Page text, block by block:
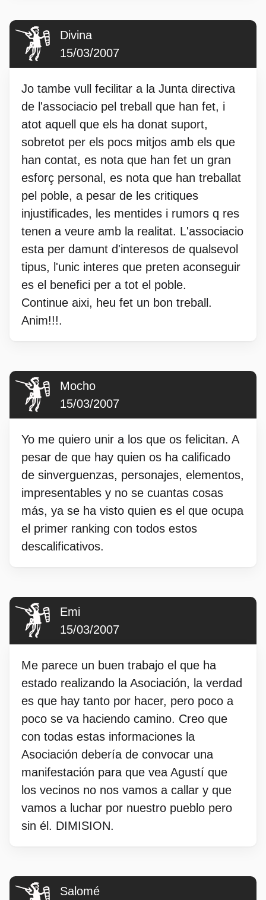
Divina
15/03/2007
Jo tambe vull fecilitar a la Junta directiva
de l'associacio pel treball que han fet, i
atot aquell que els ha donat suport,
sobretot per els pocs mitjos amb els que
han contat, es nota que han fet un gran
esforç personal, es nota que han treballat
pel poble, a pesar de les critiques
injustificades, les mentides i rumors q res
tenen a veure amb la realitat. L'associacio
esta per damunt d'interesos de qualsevol
tipus, l'unic interes que preten aconseguir
es el benefici per a tot el poble.
Continue aixi, heu fet un bon treball.
Anim!!!.
Mocho
15/03/2007
Yo me quiero unir a los que os felicitan. A
pesar de que hay quien os ha calificado
de sinverguenzas, personajes, elementos,
impresentables y no se cuantas cosas
más, ya se ha visto quien es el que ocupa
el primer ranking con todos estos
descalificativos.
Emi
15/03/2007
Me parece un buen trabajo el que ha
estado realizando la Asociación, la verdad
es que hay tanto por hacer, pero poco a
poco se va haciendo camino. Creo que
con todas estas informaciones la
Asociación debería de convocar una
manifestación para que vea Agustí que
los vecinos no nos vamos a callar y que
vamos a luchar por nuestro pueblo pero
sin él. DIMISION.
Salomé